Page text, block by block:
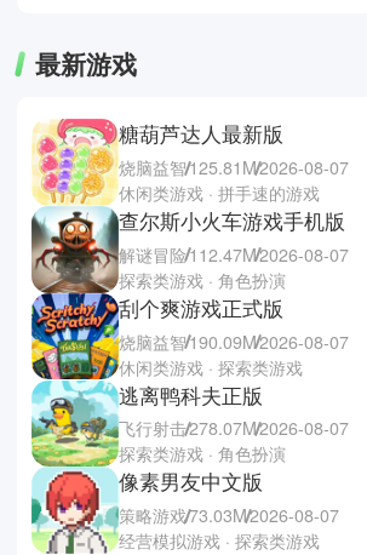
最新游戏
糖葫芦达人最新版
烧脑益智125.81M2026-08-07
休闲类游戏 · 拼手速的游戏
查尔斯小火车游戏手机版
解谜冒险112.47M2026-08-07
探索类游戏 · 角色扮演
刮个爽游戏正式版
烧脑益智190.09M2026-08-07
休闲类游戏 · 探索类游戏
逃离鸭科夫正版
飞行射击278.07M2026-08-07
探索类游戏 · 角色扮演
像素男友中文版
策略游戏73.03M2026-08-07
经营模拟游戏 · 探索类游戏